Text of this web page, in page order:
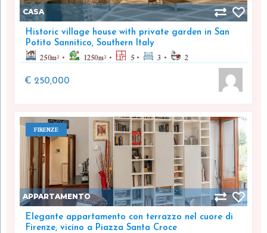
CASA
Historic village house with private garden in San
Potito Sannitico, Southern Italy
250m² 1250m² 5 3 2
€ 250,000
FIRENZE
APPARTAMENTO
Elegante appartamento con terrazzo nel cuore di
Firenze, vicino a Piazza Santa Croce